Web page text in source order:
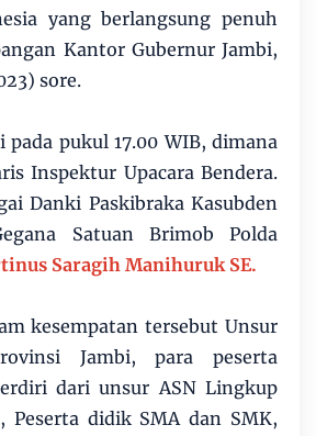
yang berlangsung penuh
Kantor Gubernur Jambi,
sore.
pada pukul 17.00 WIB, dimana
Inspektur Upacara Bendera.
Danki Paskibraka Kasubden
Satuan Brimob Polda
Saragih Manihuruk SE.
kesempatan tersebut Unsur
Jambi, para peserta
dari unsur ASN Lingkup
Peserta didik SMA dan SMK,